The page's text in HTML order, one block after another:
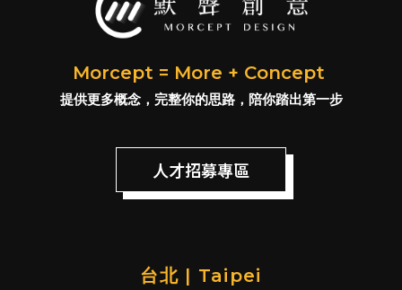
Morcept = More + Concept
提供更多概念，完整你的思路，陪你踏出第一步
人才招募專區
台北 | Taipei